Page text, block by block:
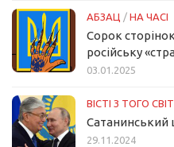
АБЗАЦ / НА ЧАСІ
Сорок
російську
03.01.2025
ВІСТІ З ТОГО
Сатанинський
29.11.2024